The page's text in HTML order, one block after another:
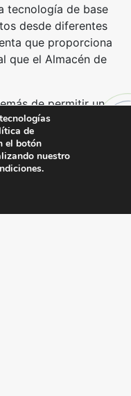
tecnología de base
desde diferentes
que proporciona
que el Almacén de
de permitir un
también utiliza
Como
realiza de manera
la herramienta
datos:
los datos
de
el botón
nuestro